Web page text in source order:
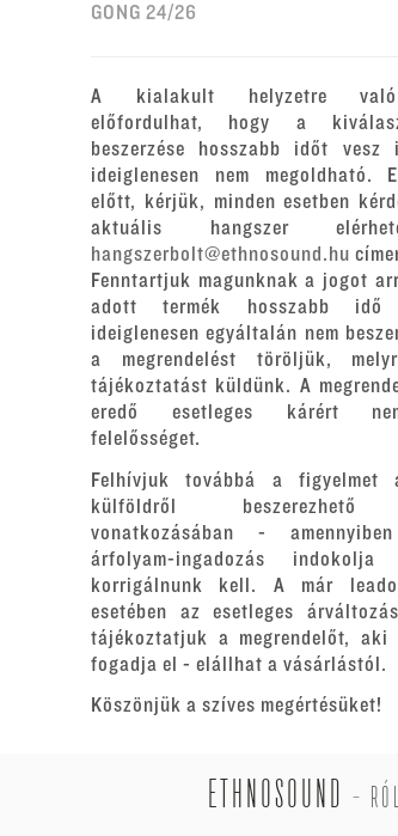
GONG 24/26
A kialakult helyzetre való
előfordulhat, hogy a
beszerzése hosszabb időt vesz
ideiglenesen nem megoldható.
előtt, kérjük, minden esetben
aktuális hangszer
hangszerbolt@ethnosound.hu
Fenntartjuk magunknak a jogot
adott termék hosszabb
ideiglenesen egyáltalán nem
a megrendelést töröljük,
tájékoztatást küldünk. A
eredő esetleges kárért
felelősséget.
Felhívjuk továbbá a figyelmet
külföldről beszerezhető
vonatkozásában -
árfolyam-ingadozás
korrigálnunk kell. A már
esetében az esetleges
tájékoztatjuk a megrendelőt,
fogadja el - elállhat a vásárlástól.
Köszönjük a szíves megértésüket!
ETHNOSOUND -